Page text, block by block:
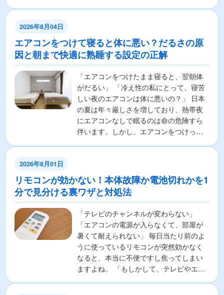
2026年8月04日
エアコンをつけて寝ると体に悪い？だるさの原
因と朝まで快適に熟睡する設定の正解
「エアコンをつけたまま寝ると、翌朝体
がだるい」 「冷え性の私にとって、寝苦
しい夜のエアコンは体に悪いの？」 日本
の夏は年々厳しさを増しており、熱帯夜
にエアコンなしで眠るのは命の危険すら
伴います。しかし、エアコンをつけっぱ
2026年8月01日
リモコンが効かない！本体故障か電池切れかを1
分で見分ける裏ワザと対処法
「テレビのチャンネルが変わらない」
「エアコンの電源が入らなくて、部屋が
暑くて耐えられない」 毎日当たり前のよ
うに使っているリモコンが突然効かなく
なると、本当に不便ですし焦ってしまい
ますよね。 「もしかして、テレビやエア